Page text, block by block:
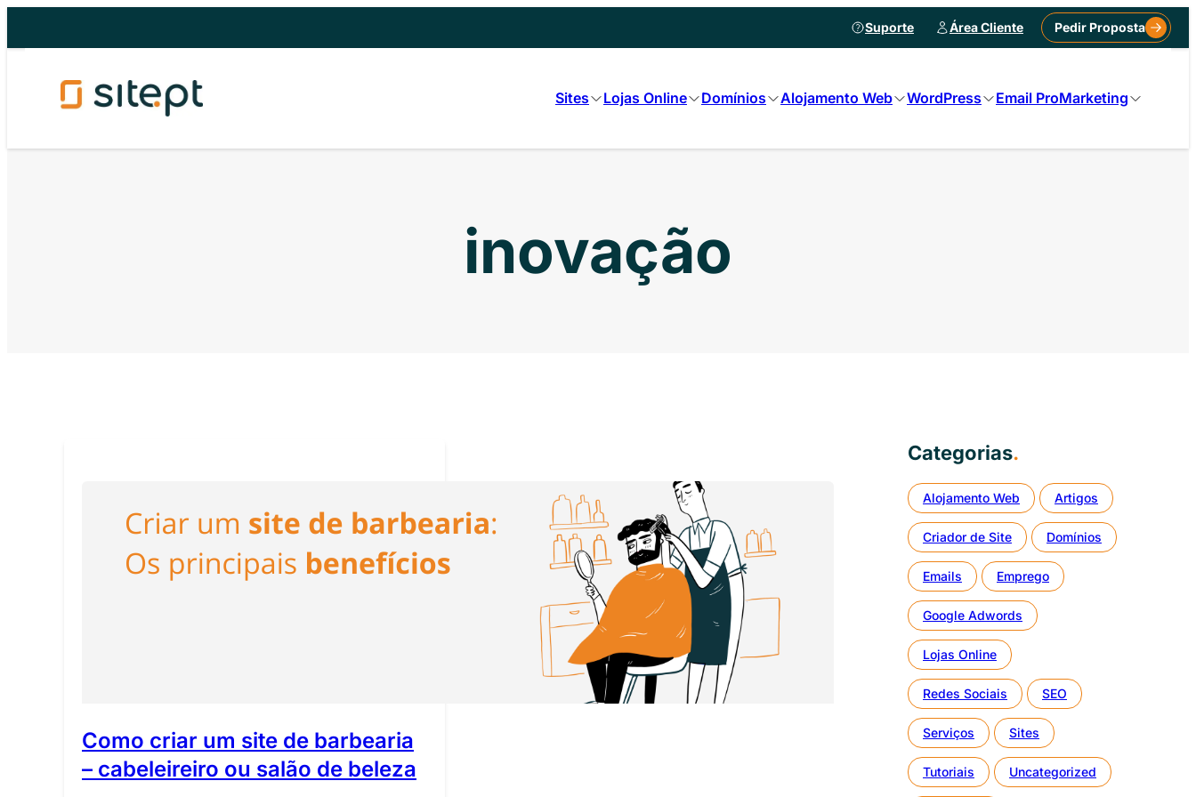
Suporte Área Cliente Pedir Proposta
Sites Lojas Online Domínios Alojamento Web WordPress Email ProMarketing
inovação
Como criar um site de barbearia
– cabeleireiro ou salão de beleza
Categorias.
Alojamento Web Artigos
Criador de Site Domínios
Emails Emprego
Google Adwords
Lojas Online
Redes Sociais SEO
Serviços Sites
Tutoriais Uncategorized